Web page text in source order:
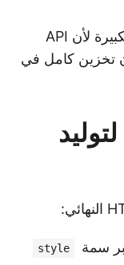
- مثالي لملفات CSV الكبيرة لأن API
تخزين كامل في
سمة style